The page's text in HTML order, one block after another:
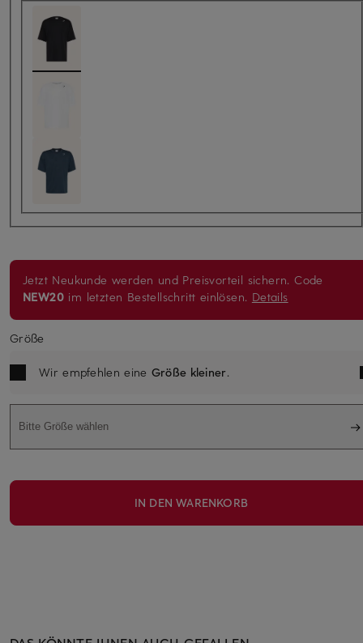
Jetzt Neukunde werden und Preisvorteil sichern. Code
NEW20 im letzten Bestellschritt einlösen. Details
Größe
Wir empfehlen eine Größe kleiner.
Bitte Größe wählen
IN DEN WARENKORB